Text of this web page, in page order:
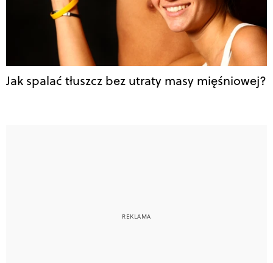
Jak spalać tłuszcz bez utraty masy mięśniowej?